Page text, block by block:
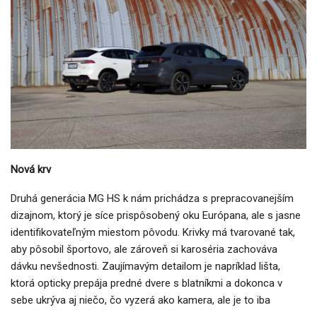
Nová krv
Druhá generácia MG HS k nám prichádza s prepracovanejším
dizajnom, ktorý je síce prispôsobený oku Európana, ale s jasne
identifikovateľným miestom pôvodu. Krivky má tvarované tak,
aby pôsobil športovo, ale zároveň si karoséria zachováva
dávku nevšednosti. Zaujímavým detailom je napríklad lišta,
ktorá opticky prepája predné dvere s blatníkmi a dokonca v
sebe ukrýva aj niečo, čo vyzerá ako kamera, ale je to iba